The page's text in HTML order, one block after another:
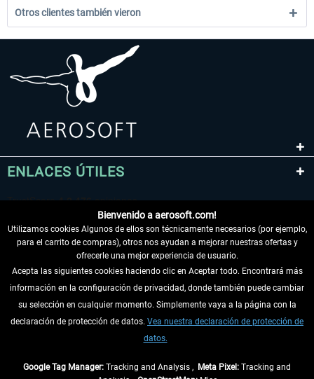
Otros clientes también vieron
ENLACES ÚTILES
DESISTIR DEL CONTRATO
INFORMACIÓN
Bienvenido a aerosoft.com!
Utilizamos cookies Algunos de ellos son técnicamente necesarios (por ejemplo,
para el carrito de compras), otros nos ayudan a mejorar nuestras ofertas y
ofrecerle una mejor experiencia de usuario.
Acepta las siguientes cookies haciendo clic en Aceptar todo. Encontrará más
información en la configuración de privacidad, donde también puede cambiar
su selección en cualquier momento. Simplemente vaya a la página con la
declaración de protección de datos. Vea nuestra declaración de protección de
datos.
Google Tag Manager: Tracking and Analysis , Meta Pixel: Tracking and